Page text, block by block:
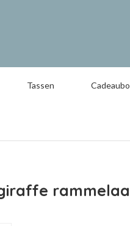
Tassen